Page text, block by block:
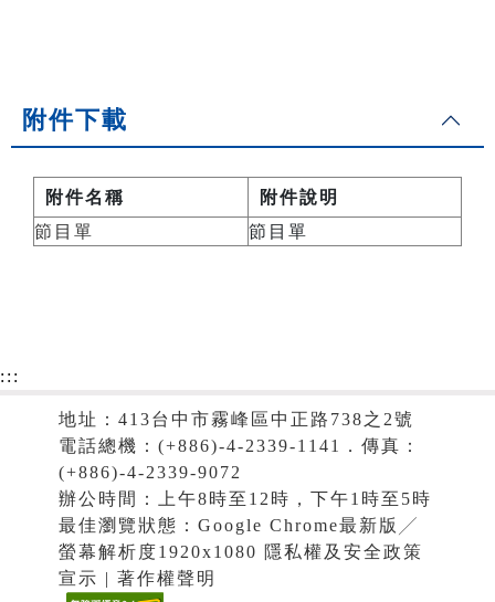
附件下載
附件名稱
附件說明
節目單
節目單
:::
地址：413台中市霧峰區中正路738之2號
電話總機：(+886)-4-2339-1141．傳真：
(+886)-4-2339-9072
辦公時間：上午8時至12時，下午1時至5時
最佳瀏覽狀態：Google Chrome最新版╱
螢幕解析度1920x1080 隱私權及安全政策
宣示 | 著作權聲明